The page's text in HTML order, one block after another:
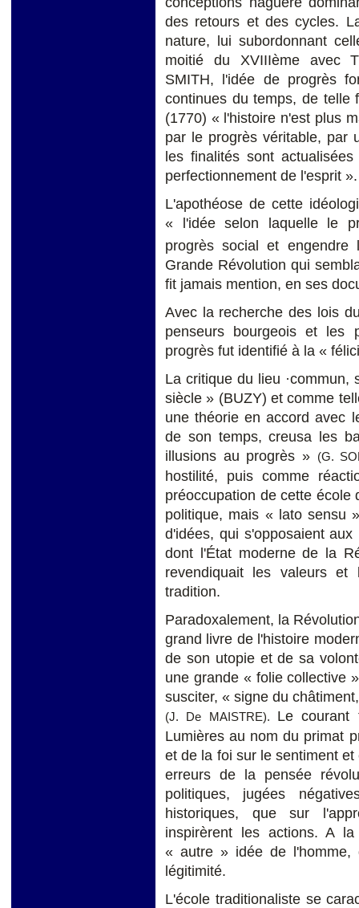
des retours et des cycles.
nature, lui subordonnant
moitié du XVIIIème avec
SMITH, l'idée de progrès
continues du temps, de telle
(1770) « l'histoire n'est plus
par le progrès véritable, par
les finalités sont
perfectionnement de l'esprit ».
L'apothéose de cette
« l'idée selon laquelle le
progrès social et
Grande Révolution qui
fit jamais mention, en ses
Avec la recherche des lois
penseurs bourgeois et les
progrès fut identifié à la «
La critique du lieu
siècle » (BUZY) et comme
une théorie en accord avec
de son temps, creusa les
illusions au progrès »
(G.
hostilité, puis comme
préoccupation de cette
politique, mais « lato sensu
d'idées, qui s'opposaient
dont l'État moderne de la
revendiquait les valeurs et
tradition.
Paradoxalement, la
grand livre de l'histoire
de son utopie et de sa
une grande « folie collective
susciter, « signe du
(J. De MAISTRE). Le courant
Lumières au nom du primat
et de la foi sur le sentiment
erreurs de la pensée
politiques, jugées
historiques, que sur
inspirèrent les actions. A
« autre » idée de
légitimité.
L'école traditionaliste se